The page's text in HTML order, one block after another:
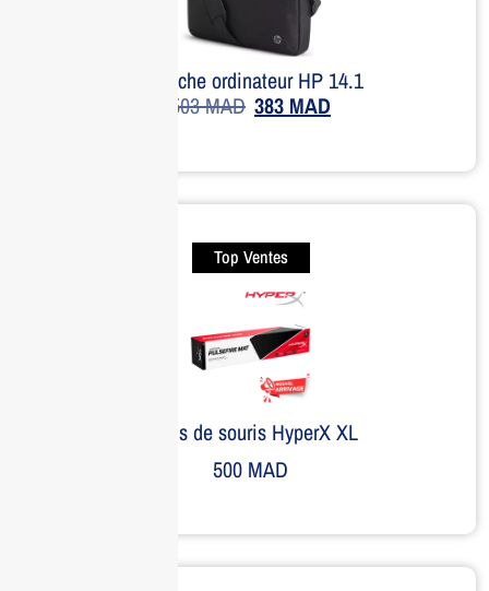
Sacoche ordinateur HP 14.1
503MAD 383 MAD
Top Ventes
Tapis de souris HyperX XL
500 MAD